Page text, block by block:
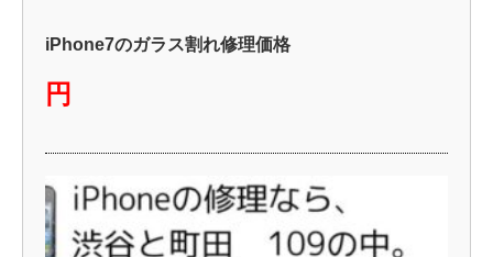
iPhone7のガラス割れ修理価格
円